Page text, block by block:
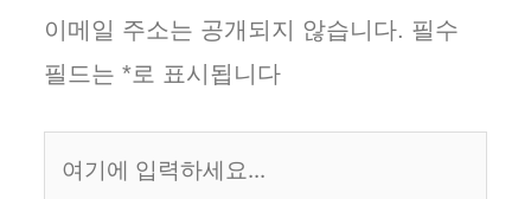
이메일 주소는 공개되지 않습니다. 필수
필드는 *로 표시됩니다